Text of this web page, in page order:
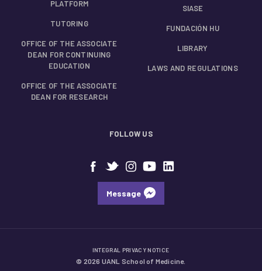
PLATFORM
TUTORING
OFFICE OF THE ASSOCIATE
DEAN FOR CONTINUING
EDUCATION
OFFICE OF THE ASSOCIATE
DEAN FOR RESEARCH
SIASE
FUNDACIÓN HU
LIBRARY
LAWS AND REGULATIONS
FOLLOW US
Message
INTEGRAL PRIVACY NOTICE
© 2026 UANL School of Medicine.